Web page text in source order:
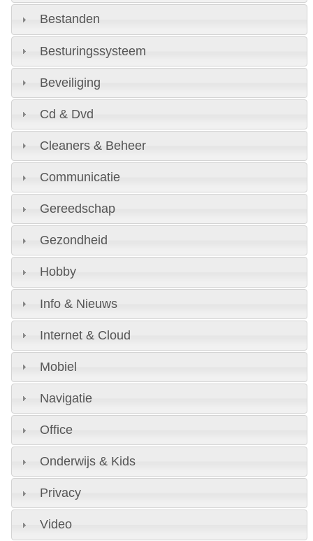
Bestanden
Besturingssysteem
Beveiliging
Cd & Dvd
Cleaners & Beheer
Communicatie
Gereedschap
Gezondheid
Hobby
Info & Nieuws
Internet & Cloud
Mobiel
Navigatie
Office
Onderwijs & Kids
Privacy
Video